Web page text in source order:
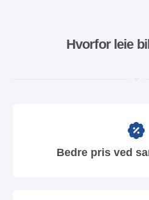
Hvorfor leie
Bedre pris ved